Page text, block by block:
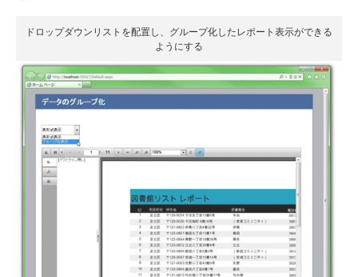
ドロップダウンリストを配置し、グループ化したレポート表示ができる
ようにする